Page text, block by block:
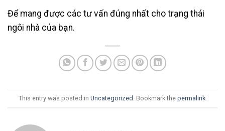
Để mang được các tư vấn đúng nhất cho trạng thái
ngôi nhà của bạn.
This entry was posted in Uncategorized . Bookmark the permalink.